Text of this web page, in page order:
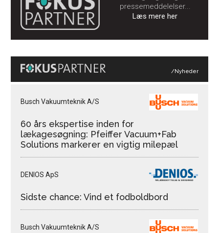
pressemeddelelser...
Læs mere her
/Nyheder
Busch Vakuumteknik A/S
60 års ekspertise inden for
lækagesøgning: Pfeiffer Vacuum+Fab
Solutions markerer en vigtig milepæl
DENIOS ApS
Sidste chance: Vind et fodboldbord
Busch Vakuumteknik A/S